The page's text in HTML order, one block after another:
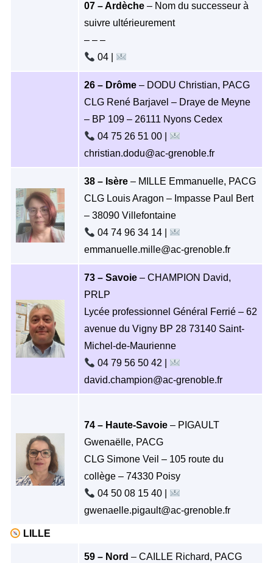
07 – Ardèche – Nom du successeur à
suivre ultérieurement
– – –
04 |
26 – Drôme – DODU Christian, PACG
CLG René Barjavel – Draye de Meyne
– BP 109 – 26111 Nyons Cedex
04 75 26 51 00 |
christian.dodu@ac-grenoble.fr
38 – Isère – MILLE Emmanuelle, PACG
CLG Louis Aragon – Impasse Paul Bert
– 38090 Villefontaine
04 74 96 34 14 |
emmanuelle.mille@ac-grenoble.fr
73 – Savoie – CHAMPION David,
PRLP
Lycée professionnel Général Ferrié – 62
avenue du Vigny BP 28 73140 Saint-
Michel-de-Maurienne
04 79 56 50 42 |
david.champion@ac-grenoble.fr
74 – Haute-Savoie – PIGAULT
Gwenaëlle, PACG
CLG Simone Veil – 105 route du
collège – 74330 Poisy
04 50 08 15 40 |
gwenaelle.pigault@ac-grenoble.fr
LILLE
59 – Nord – CAILLE Richard, PACG